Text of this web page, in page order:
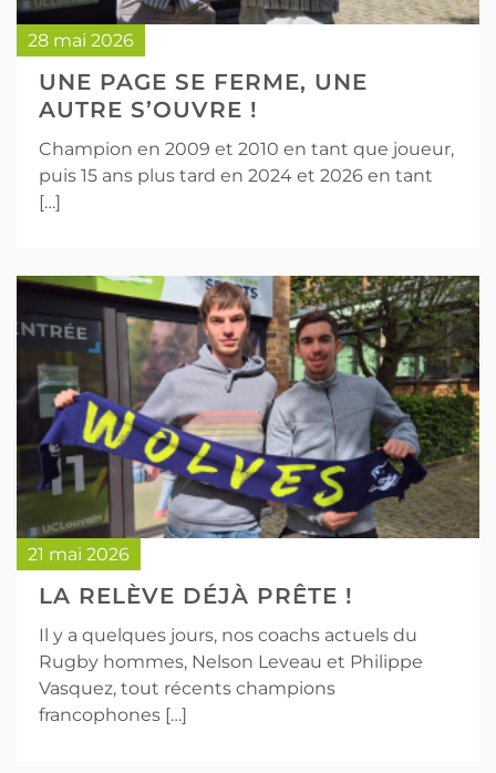
28 mai 2026
UNE PAGE SE FERME, UNE
AUTRE S’OUVRE !
Champion en 2009 et 2010 en tant que joueur,
puis 15 ans plus tard en 2024 et 2026 en tant
[…]
21 mai 2026
LA RELÈVE DÉJÀ PRÊTE !
Il y a quelques jours, nos coachs actuels du
Rugby hommes, Nelson Leveau et Philippe
Vasquez, tout récents champions
francophones […]